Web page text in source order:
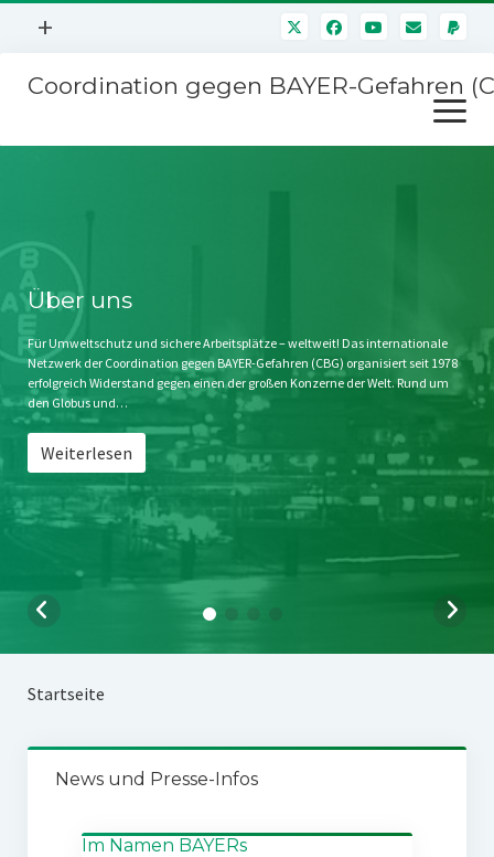
Menü
+
Mitmachen
Kontakt
Impressum
Störfälle
Coordination gegen BAYER-Gefahren
Menü
öffnen
Stichwort BAYER
Jahrestagung
SPENDEN
Über uns
Für Umweltschutz und sichere Arbeitsplätze – weltweit! Das internationale
Netzwerk der Coordination gegen BAYER-Gefahren (CBG) organisiert seit 1978
erfolgreich Widerstand gegen einen der großen Konzerne der Welt. Rund um
den Globus und…
Weiterlesen
Startseite
News und Presse-Infos
Im Namen BAYERs